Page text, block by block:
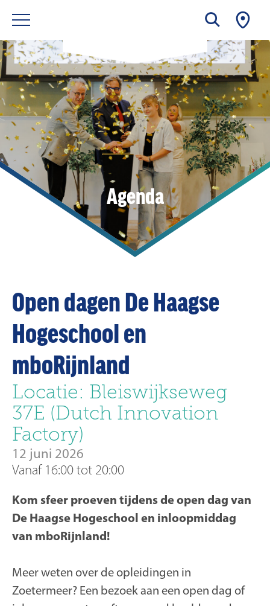
Agenda
Open dagen De Haagse
Hogeschool en
mboRijnland
Locatie: Bleiswijkseweg
37E (Dutch Innovation
Factory)
12 juni 2026
Vanaf 16:00 tot 20:00
Kom sfeer proeven tijdens de open dag van
De Haagse Hogeschool en inloopmiddag
van mboRijnland!
Meer weten over de opleidingen in
Zoetermeer? Een bezoek aan een open dag of